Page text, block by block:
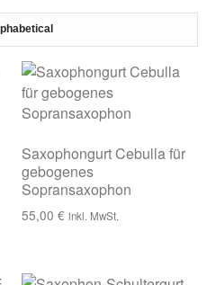
Saxophongurt Cebulla für
gebogenes
Sopransaxophon
55,00€ inkl. MwSt.